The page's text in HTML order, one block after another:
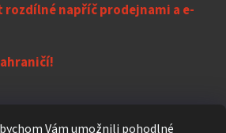
Vám umožnili pohodlné
rozdílné napříč prodejnami a e-